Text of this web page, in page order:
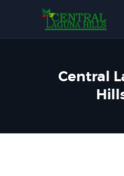
Central
Home
Tentang Kami
Events
Gallery